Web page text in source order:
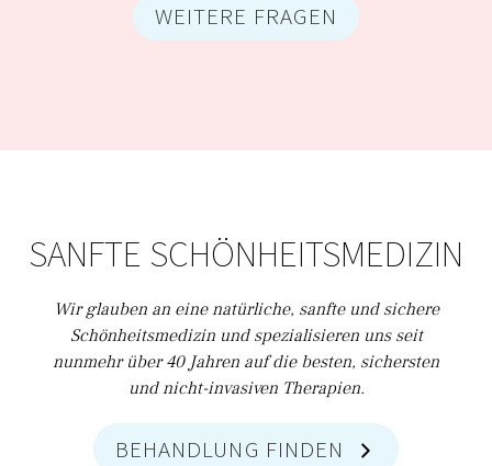
WEITERE FRAGEN
SANFTE SCHÖNHEITS­MEDIZIN
Wir glauben an eine natürliche, sanfte und sichere
Schönheitsmedizin und spezialisieren uns seit
nunmehr über 40 Jahren auf die besten, sichersten
und nicht-invasiven Therapien.
BEHANDLUNG FINDEN